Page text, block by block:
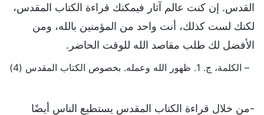
القدس. إن كنت عالم آثار فيمكنك قراءة الكتاب المقدس،
لكنك لست كذلك، أنت واحد من المؤمنين بالله، ومن
الأفضل لك طلب مقاصد الله للوقت الحاضر.
– الكلمة، ج. 1. ظهور الله وعمله. بخصوص الكتاب المقدس (4)
-من خلال قراءة الكتاب المقدس يستطيع الناس أيضًا